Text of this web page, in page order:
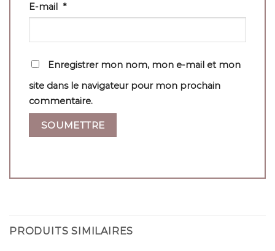
E-mail *
Enregistrer mon nom, mon e-mail et mon
site dans le navigateur pour mon prochain
commentaire.
PRODUITS SIMILAIRES